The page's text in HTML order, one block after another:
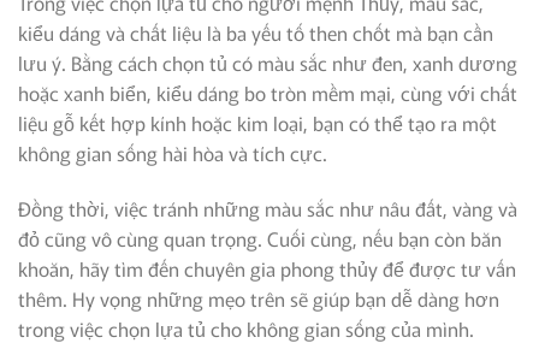
kiểu dáng và chất liệu là ba yếu tố then chốt mà bạn cần
lưu ý. Bằng cách chọn tủ có màu sắc như đen, xanh dương
hoặc xanh biển, kiểu dáng bo tròn mềm mại, cùng với chất
liệu gỗ kết hợp kính hoặc kim loại, bạn có thể tạo ra một
không gian sống hài hòa và tích cực.
Đồng thời, việc tránh những màu sắc như nâu đất, vàng và
đỏ cũng vô cùng quan trọng. Cuối cùng, nếu bạn còn băn
khoăn, hãy tìm đến chuyên gia phong thủy để được tư vấn
thêm. Hy vọng những mẹo trên sẽ giúp bạn dễ dàng hơn
trong việc chọn lựa tủ cho không gian sống của mình.